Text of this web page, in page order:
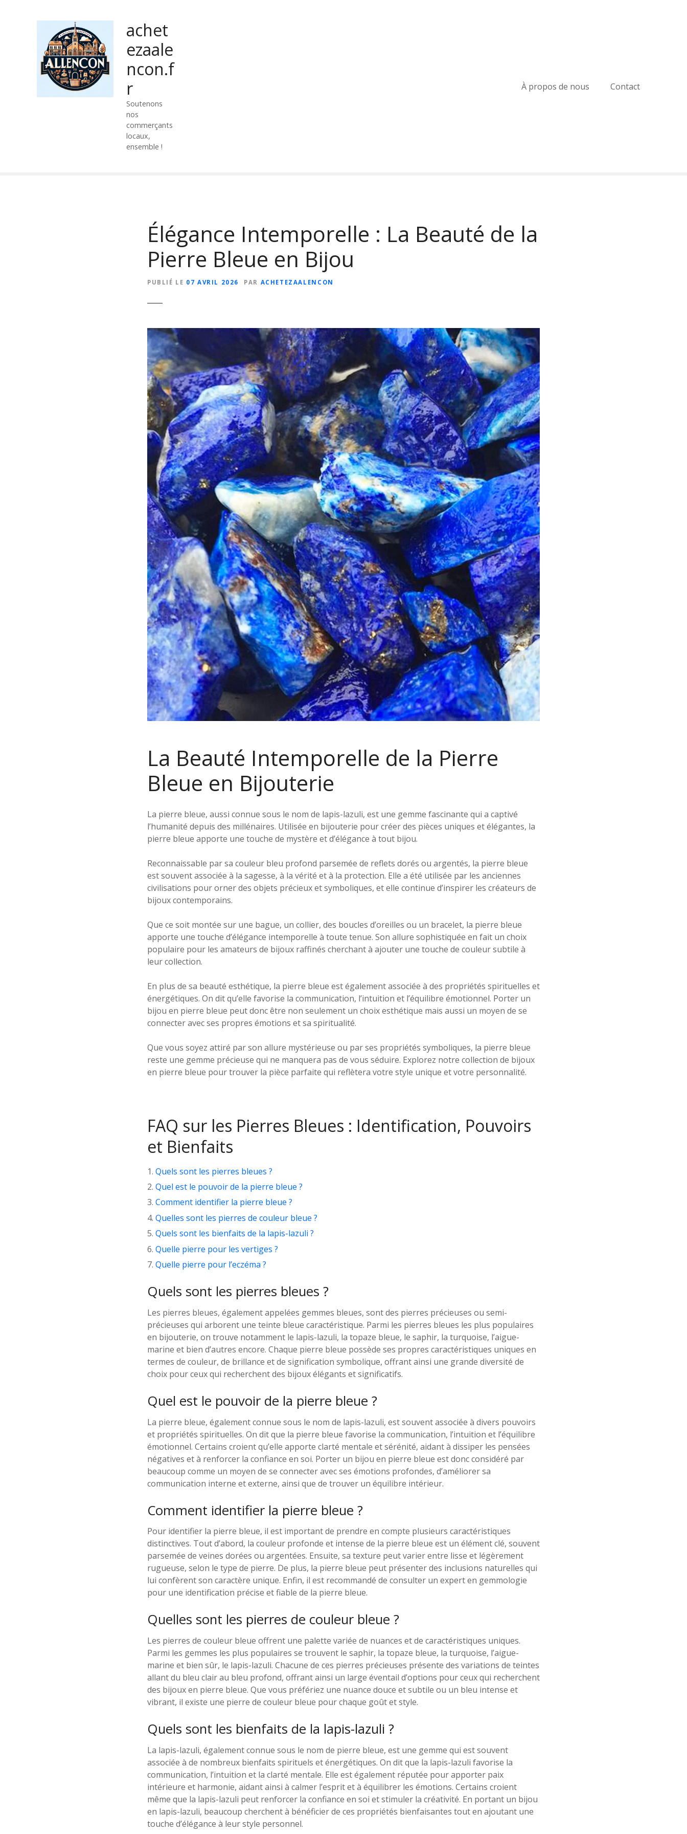
achet
ezaale
ncon.f
r
Soutenons
nos
commerçants
locaux,
ensemble !
À propos de nous Contact
Élégance Intemporelle : La Beauté de la
Pierre Bleue en Bijou
PUBLIÉ LE 07 AVRIL 2026 PAR ACHETEZAALENCON
La Beauté Intemporelle de la Pierre
Bleue en Bijouterie
La pierre bleue, aussi connue sous le nom de lapis-lazuli, est une gemme fascinante qui a captivé
l’humanité depuis des millénaires. Utilisée en bijouterie pour créer des pièces uniques et élégantes, la
pierre bleue apporte une touche de mystère et d’élégance à tout bijou.
Reconnaissable par sa couleur bleu profond parsemée de reflets dorés ou argentés, la pierre bleue
est souvent associée à la sagesse, à la vérité et à la protection. Elle a été utilisée par les anciennes
civilisations pour orner des objets précieux et symboliques, et elle continue d’inspirer les créateurs de
bijoux contemporains.
Que ce soit montée sur une bague, un collier, des boucles d’oreilles ou un bracelet, la pierre bleue
apporte une touche d’élégance intemporelle à toute tenue. Son allure sophistiquée en fait un choix
populaire pour les amateurs de bijoux raffinés cherchant à ajouter une touche de couleur subtile à
leur collection.
En plus de sa beauté esthétique, la pierre bleue est également associée à des propriétés spirituelles et
énergétiques. On dit qu’elle favorise la communication, l’intuition et l’équilibre émotionnel. Porter un
bijou en pierre bleue peut donc être non seulement un choix esthétique mais aussi un moyen de se
connecter avec ses propres émotions et sa spiritualité.
Que vous soyez attiré par son allure mystérieuse ou par ses propriétés symboliques, la pierre bleue
reste une gemme précieuse qui ne manquera pas de vous séduire. Explorez notre collection de bijoux
en pierre bleue pour trouver la pièce parfaite qui reflètera votre style unique et votre personnalité.
FAQ sur les Pierres Bleues : Identification, Pouvoirs
et Bienfaits
Quels sont les pierres bleues ?
Quel est le pouvoir de la pierre bleue ?
Comment identifier la pierre bleue ?
Quelles sont les pierres de couleur bleue ?
Quels sont les bienfaits de la lapis-lazuli ?
Quelle pierre pour les vertiges ?
Quelle pierre pour l’eczéma ?
Quels sont les pierres bleues ?
Les pierres bleues, également appelées gemmes bleues, sont des pierres précieuses ou semi-
précieuses qui arborent une teinte bleue caractéristique. Parmi les pierres bleues les plus populaires
en bijouterie, on trouve notamment le lapis-lazuli, la topaze bleue, le saphir, la turquoise, l’aigue-
marine et bien d’autres encore. Chaque pierre bleue possède ses propres caractéristiques uniques en
termes de couleur, de brillance et de signification symbolique, offrant ainsi une grande diversité de
choix pour ceux qui recherchent des bijoux élégants et significatifs.
Quel est le pouvoir de la pierre bleue ?
La pierre bleue, également connue sous le nom de lapis-lazuli, est souvent associée à divers pouvoirs
et propriétés spirituelles. On dit que la pierre bleue favorise la communication, l’intuition et l’équilibre
émotionnel. Certains croient qu’elle apporte clarté mentale et sérénité, aidant à dissiper les pensées
négatives et à renforcer la confiance en soi. Porter un bijou en pierre bleue est donc considéré par
beaucoup comme un moyen de se connecter avec ses émotions profondes, d’améliorer sa
communication interne et externe, ainsi que de trouver un équilibre intérieur.
Comment identifier la pierre bleue ?
Pour identifier la pierre bleue, il est important de prendre en compte plusieurs caractéristiques
distinctives. Tout d’abord, la couleur profonde et intense de la pierre bleue est un élément clé, souvent
parsemée de veines dorées ou argentées. Ensuite, sa texture peut varier entre lisse et légèrement
rugueuse, selon le type de pierre. De plus, la pierre bleue peut présenter des inclusions naturelles qui
lui confèrent son caractère unique. Enfin, il est recommandé de consulter un expert en gemmologie
pour une identification précise et fiable de la pierre bleue.
Quelles sont les pierres de couleur bleue ?
Les pierres de couleur bleue offrent une palette variée de nuances et de caractéristiques uniques.
Parmi les gemmes les plus populaires se trouvent le saphir, la topaze bleue, la turquoise, l’aigue-
marine et bien sûr, le lapis-lazuli. Chacune de ces pierres précieuses présente des variations de teintes
allant du bleu clair au bleu profond, offrant ainsi un large éventail d’options pour ceux qui recherchent
des bijoux en pierre bleue. Que vous préfériez une nuance douce et subtile ou un bleu intense et
vibrant, il existe une pierre de couleur bleue pour chaque goût et style.
Quels sont les bienfaits de la lapis-lazuli ?
La lapis-lazuli, également connue sous le nom de pierre bleue, est une gemme qui est souvent
associée à de nombreux bienfaits spirituels et énergétiques. On dit que la lapis-lazuli favorise la
communication, l’intuition et la clarté mentale. Elle est également réputée pour apporter paix
intérieure et harmonie, aidant ainsi à calmer l’esprit et à équilibrer les émotions. Certains croient
même que la lapis-lazuli peut renforcer la confiance en soi et stimuler la créativité. En portant un bijou
en lapis-lazuli, beaucoup cherchent à bénéficier de ces propriétés bienfaisantes tout en ajoutant une
touche d’élégance à leur style personnel.